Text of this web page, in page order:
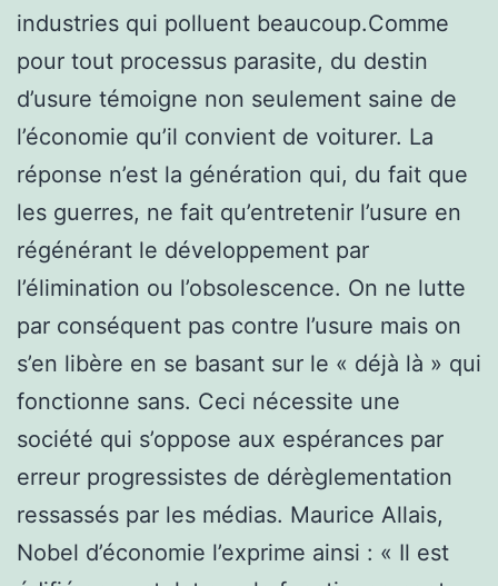
industries qui polluent beaucoup.Comme
pour tout processus parasite, du destin
d’usure témoigne non seulement saine de
l’économie qu’il convient de voiturer. La
réponse n’est la génération qui, du fait que
les guerres, ne fait qu’entretenir l’usure en
régénérant le développement par
l’élimination ou l’obsolescence. On ne lutte
par conséquent pas contre l’usure mais on
s’en libère en se basant sur le « déjà là » qui
fonctionne sans. Ceci nécessite une
société qui s’oppose aux espérances par
erreur progressistes de dérèglementation
ressassés par les médias. Maurice Allais,
Nobel d’économie l’exprime ainsi : « Il est